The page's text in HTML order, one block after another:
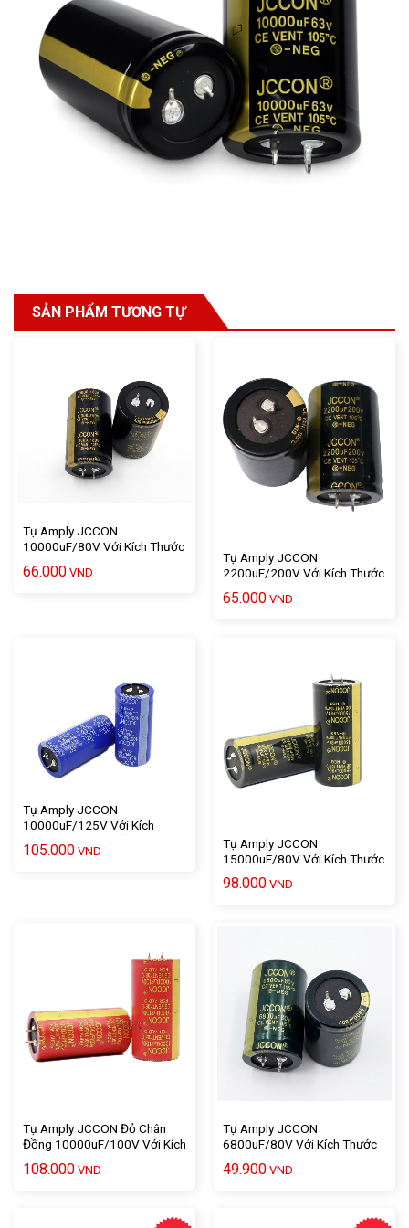
SẢN PHẨM TƯƠNG TỰ
Tụ Amply JCCON
10000uF/80V Với Kích Thước
Cái
66.000 VND
Tụ Amply JCCON
2200uF/200V Với Kích Thước
5 X 3.5 Chất Lượng Cao – 1
Cái
65.000 VND
Tụ Amply JCCON
10000uF/125V Với Kích
Thước 7 X 3,5 Chất Lượng
Cao – 1 Cái
105.000 VND
Tụ Amply JCCON
15000uF/80V Với Kích Thước
7 X 3,5 Chất Lượng Cao – 1
Cái
98.000 VND
Tụ Amply JCCON Đỏ Chân
Đồng 10000uF/100V Với Kích
108.000 VND
Tụ Amply JCCON
6800uF/80V Với Kích Thước
49.900 VND